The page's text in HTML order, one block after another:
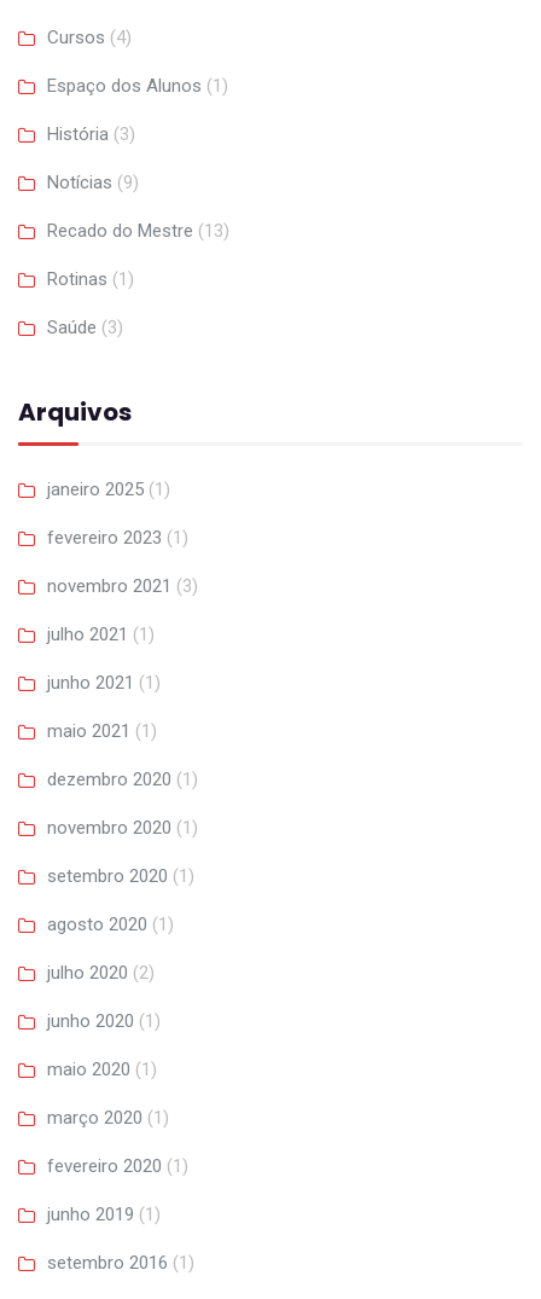
Cursos (4)
Espaço dos Alunos (1)
História (3)
Notícias (9)
Recado do Mestre (13)
Rotinas (1)
Saúde (3)
Arquivos
janeiro 2025 (1)
fevereiro 2023 (1)
novembro 2021 (3)
julho 2021 (1)
junho 2021 (1)
maio 2021 (1)
dezembro 2020 (1)
novembro 2020 (1)
setembro 2020 (1)
agosto 2020 (1)
julho 2020 (2)
junho 2020 (1)
maio 2020 (1)
março 2020 (1)
fevereiro 2020 (1)
junho 2019 (1)
setembro 2016 (1)